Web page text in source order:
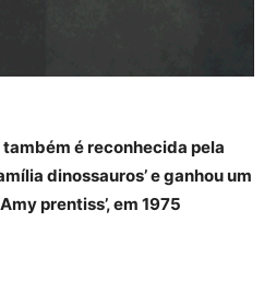
é reconhecida pela
dinossauros’ e ganhou um
prentiss’, em 1975